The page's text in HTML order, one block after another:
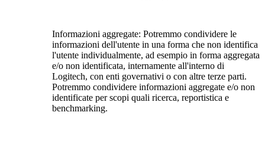
Informazioni aggregate: Potremmo condividere le
informazioni dell'utente in una forma che non identifica
l'utente individualmente, ad esempio in forma aggregata
e/o non identificata, internamente all'interno di
Logitech, con enti governativi o con altre terze parti.
Potremmo condividere informazioni aggregate e/o non
identificate per scopi quali ricerca, reportistica e
benchmarking.